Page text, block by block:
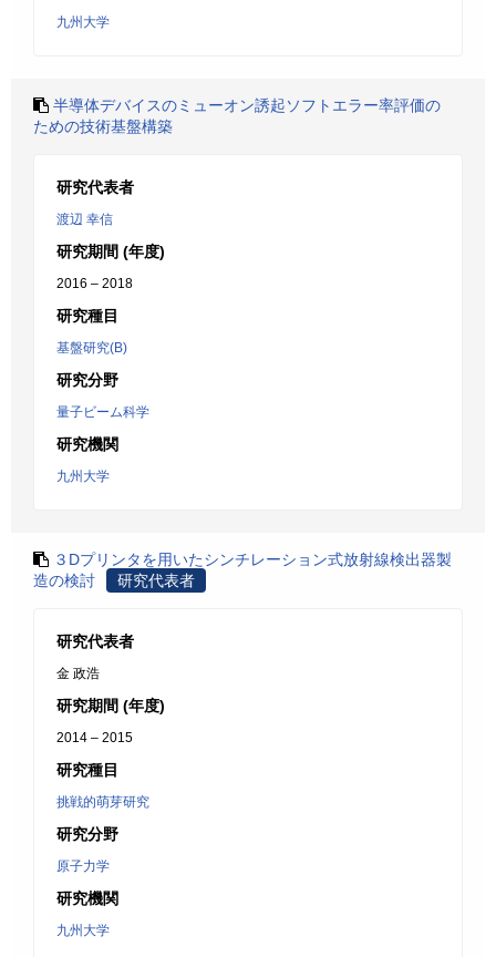
九州大学
半導体デバイスのミューオン誘起ソフトエラー率評価の
ための技術基盤構築
研究代表者
渡辺 幸信
研究期間 (年度)
2016 – 2018
研究種目
基盤研究(B)
研究分野
量子ビーム科学
研究機関
九州大学
３Dプリンタを用いたシンチレーション式放射線検出器製
造の検討
研究代表者
研究代表者
金 政浩
研究期間 (年度)
2014 – 2015
研究種目
挑戦的萌芽研究
研究分野
原子力学
研究機関
九州大学